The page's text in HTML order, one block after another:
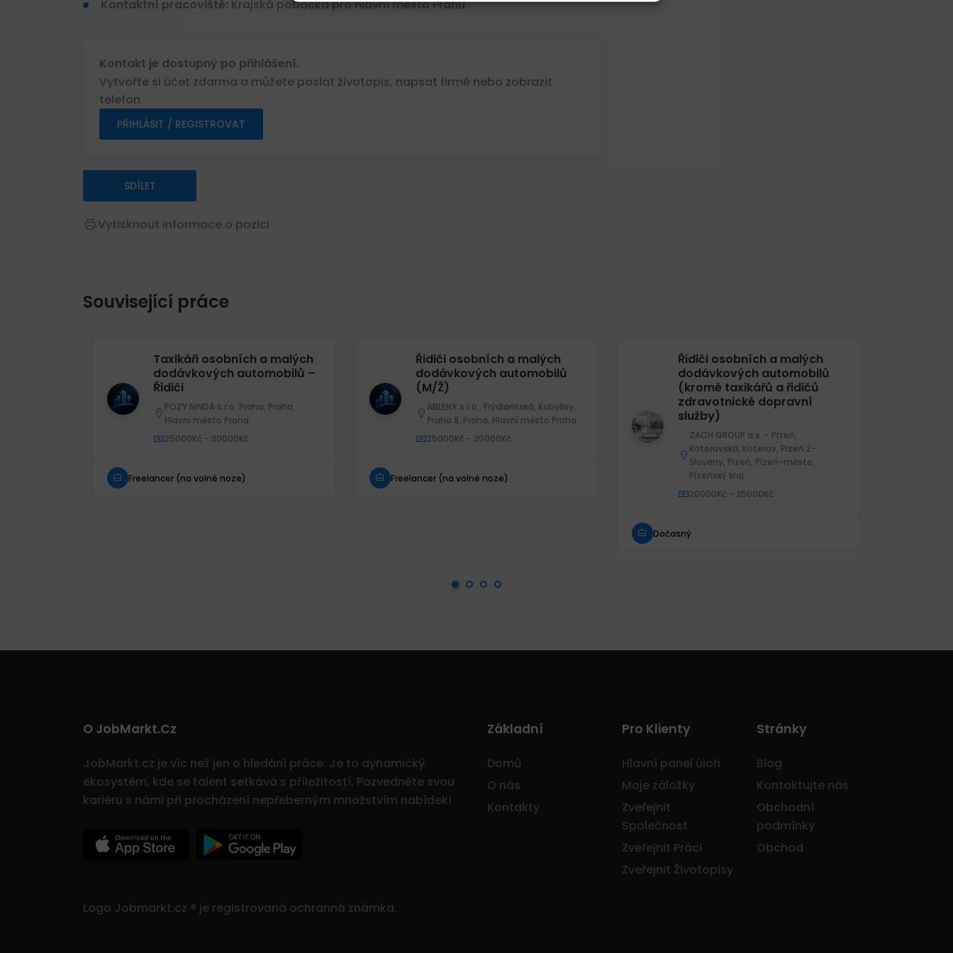
Kontaktní pracoviště: Krajská pobočka pro hlavní město Prahu
Kontakt je dostupný po přihlášení.
Vytvořte si účet zdarma a můžete poslat životopis, napsat firmě nebo zobrazit
telefon.
PŘIHLÁSIT / REGISTROVAT
SDÍLET
Vytisknout informace o pozici
Související práce
Taxikáři osobních a malých
dodávkových automobilů –
Řidiči
POZY NINDA s.r.o. Praha, Praha,
Hlavní město Praha
25000Kč - 30000Kč
Freelancer (na volné noze)
Řidiči osobních a malých
dodávkových automobilů
(M/Ž)
ABLENX s.r.o., Frýdlantská, Kobylisy,
Praha 8, Praha, Hlavní město Praha
25000Kč - 25000Kč
Freelancer (na volné noze)
Řidiči osobních a malých
dodávkových automobilů
(kromě taxikářů a řidičů
zdravotnické dopravní
služby)
ZACH GROUP a.s. - Plzeň,
Koterovská, Koterov, Plzeň 2-
Slovany, Plzeň, Plzeň-město,
Plzeňský kraj
20000Kč - 25000Kč
Dočasný
O JobMarkt.cz
JobMarkt.cz je víc než jen o hledání práce. Je to dynamický
ekosystém, kde se talent setkává s příležitostí. Pozvedněte svou
kariéru s námi při procházení nepřeberným množstvím nabídek!
Logo Jobmarkt.cz ® je registrovaná ochranná známka.
Základní
Domů
O nás
Kontakty
Pro Klienty
Hlavní panel úloh
Moje záložky
Zveřejnit
Společnost
Zveřejnit Práci
Zveřejnit Životopisy
Stránky
Blog
Kontaktujte nás
Obchodní
podmínky
Obchod